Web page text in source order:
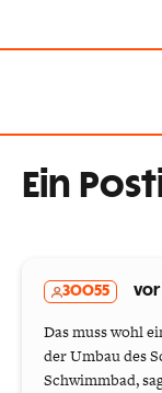
Ein
30055 vor
Das muss wohl
der Umbau des
Schwimmbad,